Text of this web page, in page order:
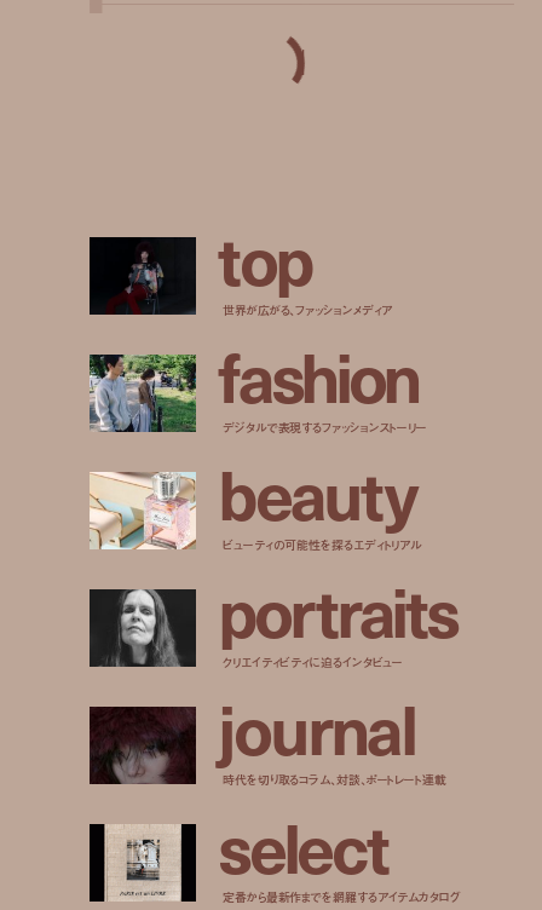
1
top
世界が広がる、ファッションメディア
fashion
デジタルで表現するファッションストーリー
beauty
ビューティの可能性を探るエディトリアル
portraits
クリエイティビティに迫るインタビュー
journal
時代を切り取るコラム、対談、ポートレート連載
select
定番から最新作までを網羅するアイテムカタログ